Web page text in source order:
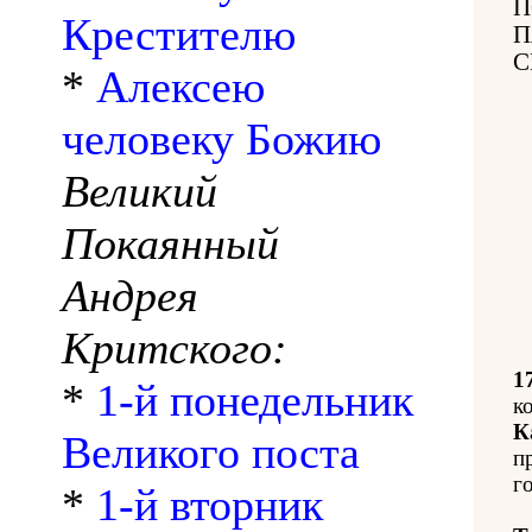
Крестителю
* Алексею
человеку Божию
Великий
Покаянный
Андрея
Критского:
* 1-й понедельник
Великого поста
* 1-й вторник